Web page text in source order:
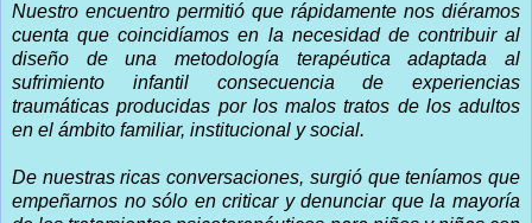
Nuestro encuentro permitió que rápidamente nos diéramos
cuenta que coincidíamos en la necesidad de contribuir al
diseño de una metodología terapéutica adaptada al
sufrimiento infantil consecuencia de experiencias
traumáticas producidas por los malos tratos de los adultos
en el ámbito familiar, institucional y social.
De nuestras ricas conversaciones, surgió que teníamos que
empeñarnos no sólo en criticar y denunciar que la mayoría